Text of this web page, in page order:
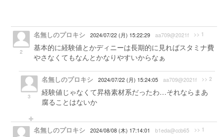
2
名無しのプロキシ 2024/07/22 (月) 15:22:29 aa709@2021f >> 1
基本的に経験値とかディニーは長期的に見ればスタミナ費
やさなくてもなんとかなりやすいからなぁ
3
名無しのプロキシ 2024/07/22 (月) 15:24:05 aa709@2021f >> 2
経験値じゃなくて昇格素材系だったわ…それならまあ
腐ることはないか
名無しのプロキシ 2024/08/08 (木) 17:14:01 b1eda@ccb65 >> 1